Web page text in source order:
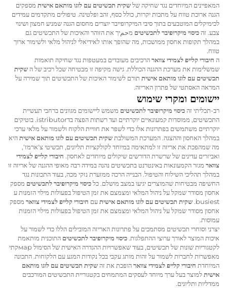
המאפיינים המיוחדים נגד שחיקה שלשקית תכשיטים עם לוגו מותאם אישית מספקים
הגנה ארוכת טווח על מתכות יקרות, כולל כסף, זהב ופלטינה. טיפולים מתקדמים עמידים
לכימיקלים המוטבעים בתוך סיבי המיקרופייבר יוצרים מחסום הגנה שמניע חמצון ושינוי
צבע. זהכיסוי מיקרופיבר לתכשיטים מحمיך את הזוהר והאיכות של התכשיטים גם
במהלך תקופות אחסון ממושכות, מה שהופך אותו לאידיאלי לניהול מלאי ולשימור ארוך
טווח.
ה חיבורי קלייפ לצמידי צווארהרכיבים מעובדים במעטפות נגד שחיקה תואמות
שמשלימות את מערכת ההגנה הכוללת. גישה מקיפה זו מבטיחה שכל רכיב של השקית
תכשיטים עם לוגו מותאם אישית תורם לשימור האיכות של התכשיטים תוך שמירה על
המראה האסתטי של פתרון האריזה.
יישומים ומקרי שימוש
רב-תכליתי זהכיסוי מיקרופיבר לתכשיטים משמש ליישומים מגוונים ברחבי תעשיית
התכשיטים, ממוסדות קמעונאיים יוקרתיים ועד רשתות הפצה בדistributor. בוטיקים
יוקרתיים משתמשים בפתרונות אלו כדי לשפר את חוויית הלקוח ולשמור על מלאי ערכי
במהלך האחסון וההצגה. המערכת המשולבת שקית תכשיטים עם לוגו מותאם אישיתהיא
מה שמהפכת את אריזה זו למתאימה במיוחד לקולקציות תליונים, תכשיטי צ'ארמז',
ואביזרים עדינים של שרשרת הדורשים שיקולים מיוחדים לאחסון. חיבורי קלייפ לצמידי
צוואר מגזר הקמעונאות באינטרנט בתכשיטים נהנה במידה רבה מאופי ההגנה של אריזה זו
במהלך תהליכי השילוח והטיפול. הבנייה הרכה ממזערת נזקי מכה, בעוד התכונות נגד
החשיפה מבטיחות שהמוצרים יגיעו במצב מושלם. כלכיסוי מיקרופיבר לתכשיטים מספק
אחסון מסודר שמקל על ניהול המלאי ומצמצם את זמן הטיפול בפעולות מילוי הזמנות ע
busiest. שקית תכשיטים עם לוגו מותאם אישיתעם חיבורי קלייפ לצמידי צוואר מספק
אחסון מסודר שמקל על ניהול המלאי ומצמצם את זמן הטיפול בפעולות מילוי הזמנות
עמוסות.
יצרני וסוחרי תכשיטים מסתמכים על פתרונות האריזה המובילים הללו כדי לשמור על
איכות המוצר לאורך ערוצי ההתפלגות. כיסוי מיקרופיבר לתכשיטים התוכנית מותאמת
לקטגוריות שונות של תכשיטים, בעוד שאפשרויות ההגדרה האישית של הסימול марקתי
מאפשרות לחברות לשמור על זהות מותג עקבי בכל נקודות המגע עם הלקוחות. התכונה
המיוחדת חיבורי קלייפ לצמידי צווארהופכת את זהשקית תכשיטים עם לוגו מותאם
אישיתלמוצר בעל ערך מיוחד לעסקים המתמחים בקטגוריית התכשיטים המורכבים
ממדליות ותליונים.